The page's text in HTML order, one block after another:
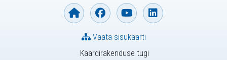
Kaardirakenduse tugi
Vaata sisukaarti